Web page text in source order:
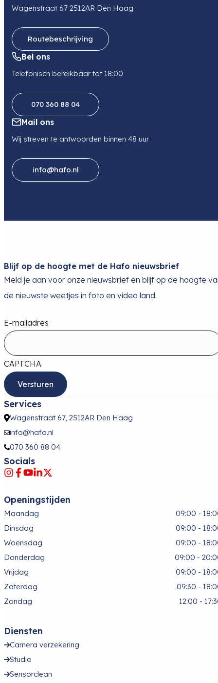
Wagenstraat 67 2512AR Den Haag
Routebeschrijving
Bel ons
Telefonisch bereikbaar tot 18:00
070 360 88 04
Mail ons
Wij streven te antwoorden binnen 48 uur
info@hafo.nl
Blijf op de hoogte met de Hafo nieuwsbrief
Meld je aan voor onze nieuwsbrief en blijf op de hoogte
de nieuwste weetjes in foto en video land.
E-mailadres
CAPTCHA
Services
Wagenstraat 67, 2512AR Den Haag
info@hafo.nl
070 360 88 04
Socials
Openingstijden
Maandag
09:00 -
Dinsdag
09:00 -
Woensdag
09:00 -
Donderdag
09:00 -
Vrijdag
09:00 -
Zaterdag
09:30 -
Zondag
12:00 -
Diensten
Camera verzekering
Studio
Sensorclean